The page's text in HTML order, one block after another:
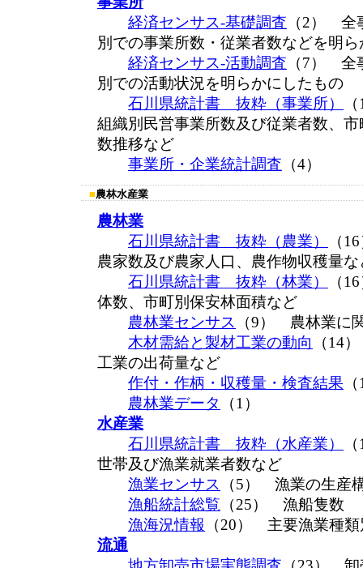
経済センサス-基礎調査 （2） 全
別での事業所数・従業者数などを明
経済センサス-活動調査 （7） 全
別での活動状況を明らかにしたもの
石川県統計書 抜粋（事業所）
組織別民営事業所数及び従業者数、
数推移など
事業所・企業統計調査 （4）
■農林水産業
農林業
石川県統計書 抜粋（農業）
（
農家数及び農家人口、農作物収穫量な
石川県統計書 抜粋（林業）
（
体数、市町別保安林面積など
農林業センサス
（9） 農林業に
木材需給と製材工業の動向
（14
工業の出荷量など
作付・作柄・収穫量・検査結果
農林業データ
（1）
水産業
石川県統計書 抜粋（水産業）
世帯及び漁業就業者数など
漁業センサス
（5） 漁業の生産
漁船統計総覧 （25） 漁船隻数
漁海況情報 （20） 主要漁業種
流通